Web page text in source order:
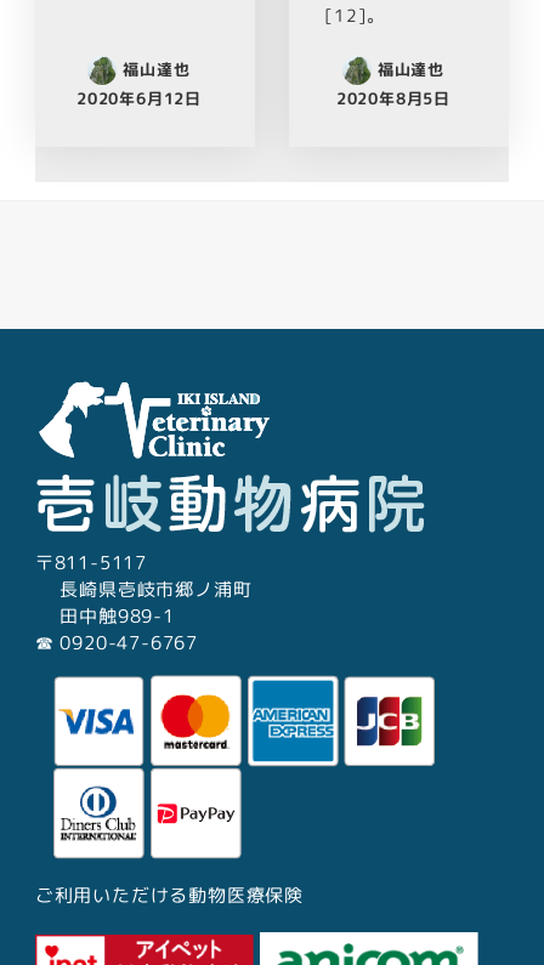
福山達也
2020年6月12日
[12]。
福山達也
2020年8月5日
〒811-5117
長崎県壱岐市郷ノ浦町
田中触989-1
☎︎ 0920-47-6767
ご利用いただける動物医療保険